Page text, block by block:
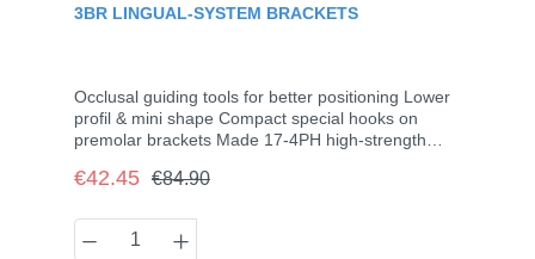
3BR LINGUAL-SYSTEM BRACKETS
Occlusal guiding tools for better positioning Lower
profil & mini shape Compact special hooks on
premolar brackets Made 17-4PH high-strength
welding Slot size of anterior brackets are 0.018",
molar tubes are 0.022" or 0.018"28 Brackets (5-5,
Upper and Lower, incl. Tubes)
Sale price:
€42.45 Regular price:
€84.90
Product Quantity: Enter the desired